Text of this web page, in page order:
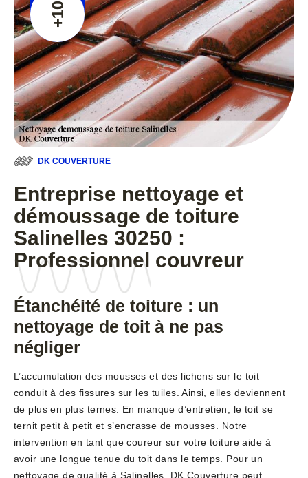
+10
DK COUVERTURE
Entreprise nettoyage et
démoussage de toiture
Salinelles 30250 :
Professionnel couvreur
Étanchéité de toiture : un
nettoyage de toit à ne pas
négliger
L’accumulation des mousses et des lichens sur le toit
conduit à des fissures sur les tuiles. Ainsi, elles deviennent
de plus en plus ternes. En manque d’entretien, le toit se
ternit petit à petit et s’encrasse de mousses. Notre
intervention en tant que coureur sur votre toiture aide à
avoir une longue tenue du toit dans le temps. Pour un
nettoyage de qualité à Salinelles, DK Couverture peut